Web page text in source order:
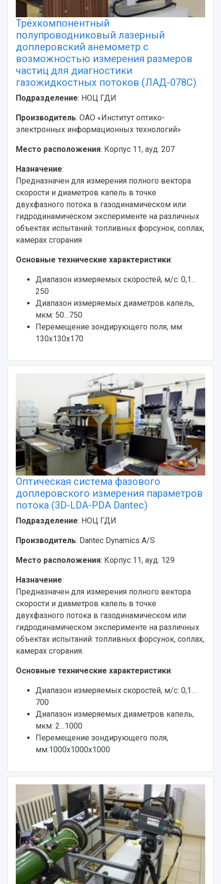
Ректорат
Кадровый резерв
Персоналии
Сотрудники и преподаватели
Заслуженные деятели
Структура университета
Кафедры
Научные подразделения
Отделы и службы
Институт искусственного интеллекта
Инжиниринговый центр
Аграрный карбоновый полигон
Архив
Фирменный стиль
Устойчивое развитие
3D-тур по университету
Музеи
Учебный аэродром
Центр истории авиационных двигателей
Ботанический сад
Умный дом бабочек
Сведения об образовательной организации
Официальные документы
Газета "Полет"
Газета "Самарский университет"
Мы в соцсетях
Мультимедиа
Подкасты
Просветительский проект "Одержимы
Институты и факультеты
Образовательные программы
Профессорско-преподавательский состав
Расписание занятий
Стипендии
Тестирование иностранных граждан на
знание русского языка, истории России и
Подготовительные курсы
Библиотека
Видеолекции
Противодействие COVID-19
Научные проекты и темы
Аспирантура и докторантура
Справочные материалы
Научная инфраструктура
Научно-исследовательские подразделения
Структурная схема управления научно-
Материальная база
Подразделения научного обслуживания
Организационные документы
Результаты научно-исследовательской
деятельности
Научно-технические разработки
Конкурсы научных проектов и грантов
Областной конкурс "Молодой учёный"
Отчеты о научно-исследовательской
деятельности
Научные конференции
Публикации и издания
Трёхкомпонентный
полупроводниковый лазерный
доплеровский анемометр с
возможностью измерения размеров
частиц для диагностики
газожидкостных потоков (ЛАД-078С)
Подразделение: НОЦ ГДИ
Производитель: ОАО «Институт оптико-
электронных информационных технологий»
Место расположения: Корпус 11, ауд. 207
Назначение:
Предназначен для измерения полного вектора
скорости и диаметров капель в точке
двухфазного потока в газодинамическом или
гидродинамическом эксперименте на различных
объектах испытаний: топливных форсунок, соплах,
камерах сгорания
Основные технические характеристики:
Диапазон измеряемых скоростей, м/с: 0,1…
250
Диапазон измеряемых диаметров капель,
мкм: 50…750
Перемещение зондирующего поля, мм:
130х130х170
Оптическая система фазового
доплеровского измерения параметров
потока (3D-LDA-PDA Dantec)
Подразделение: НОЦ ГДИ
Производитель: Dantec Dynamics A/S
Место расположения: Корпус 11, ауд. 129
Назначение:
Предназначен для измерения полного вектора
скорости и диаметров капель в точке
двухфазного потока в газодинамическом или
гидродинамическом эксперименте на различных
объектах испытаний: топливных форсунок, соплах,
камерах сгорания.
Основные технические характеристики:
Диапазон измеряемых скоростей, м/с: 0,1…
700
Диапазон измеряемых диаметров капель,
мкм: 2…1000
Перемещение зондирующего поля,
мм:1000х1000х1000